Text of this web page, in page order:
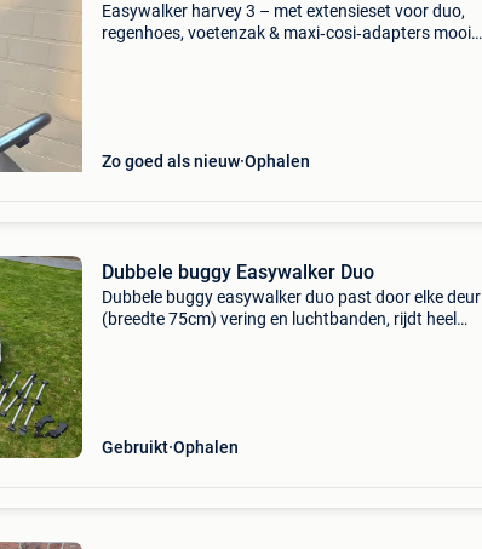
Easywalker harvey 3 – met extensieset voor duo,
regenhoes, voetenzak & maxi‑cosi‑adapters mooie
Zo goed als nieuw Ophalen
Dubbele buggy Easywalker Duo
Dubbele buggy easywalker duo past door elke deur
(breedte 75cm) vering en luchtbanden, rijdt heel
Gebruikt Ophalen